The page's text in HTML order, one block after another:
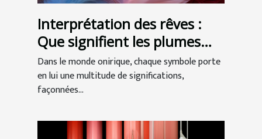
Interprétation des rêves :
Que signifient les plumes
dans nos songes ?
Dans le monde onirique, chaque symbole porte
en lui une multitude de significations,
façonnées...